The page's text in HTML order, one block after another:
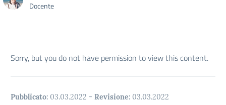
Docente
Sorry, but you do not have permission to view this content.
Pubblicato: 03.03.2022 - Revisione: 03.03.2022